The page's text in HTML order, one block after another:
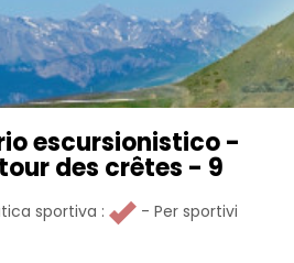
escursionistico -
des crêtes - 9
sportiva :
Per sportivi